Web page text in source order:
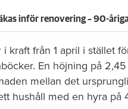
inför renovering – 90-
kraft från 1 april i stället
En höjning på
mellan det
hushåll med en hyra på